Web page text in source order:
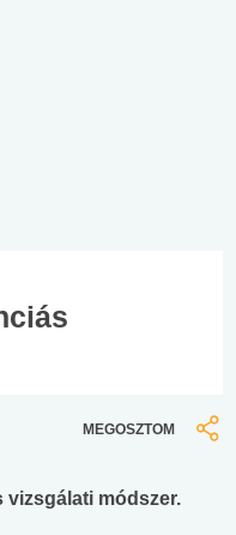
MEGOSZTOM
vizsgálati módszer.